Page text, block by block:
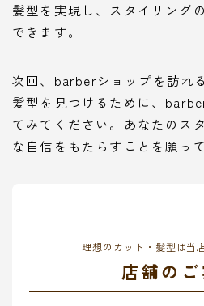
髪型を実現し、スタイリング
できます。
次回、barberショップを訪れ
髪型を見つけるために、
てみてください。あなたのス
な自信をもたらすことを願っ
理想のカット・髪型は当
店舗のご